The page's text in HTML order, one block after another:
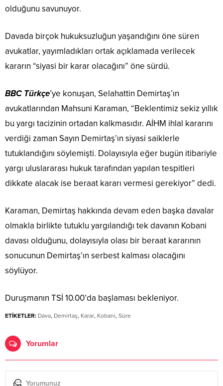
olduğunu savunuyor.
Davada birçok hukuksuzluğun yaşandığını öne süren
avukatlar, yayımladıkları ortak açıklamada verilecek
kararın “siyasi bir karar olacağını” öne sürdü.
BBC Türkçe’ye konuşan, Selahattin Demirtaş’ın
avukatlarından Mahsuni Karaman, “Beklentimiz sekiz yıllık
bu yargı tacizinin ortadan kalkmasıdır. AİHM ihlal kararını
verdiği zaman Sayın Demirtaş’ın siyasi saiklerle
tutuklandığını söylemişti. Dolayısıyla eğer bugün itibariyle
yargı uluslararası hukuk tarafından yapılan tespitleri
dikkate alacak ise beraat kararı vermesi gerekiyor” dedi.
Karaman, Demirtaş hakkında devam eden başka davalar
olmakla birlikte tutuklu yargılandığı tek davanın Kobani
davası olduğunu, dolayısıyla olası bir beraat kararının
sonucunun Demirtaş’ın serbest kalması olacağını
söylüyor.
Duruşmanın TSİ 10.00’da başlaması bekleniyor.
ETİKETLER: Dava, Demirtaş, Karar, Kobani, Süre
Yorumlar